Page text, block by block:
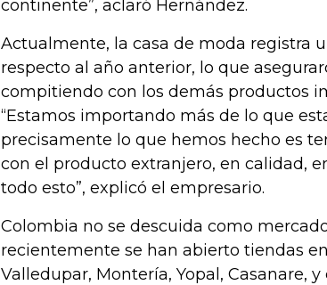
continente”, aclaró Hernández.
Actualmente, la casa de moda registra
respecto al año anterior, lo que
compitiendo con los demás productos
“Estamos importando más de lo que
precisamente lo que hemos hecho es
con el producto extranjero, en calidad,
todo esto”, explicó el empresario.
Colombia no se descuida como
recientemente se han abierto tiendas
Valledupar, Montería, Yopal, Casanare, y